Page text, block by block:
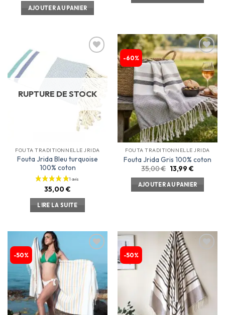
AJOUTER AU PANIER
à la
liste
d’envies
RUPTURE DE STOCK
FOUTA TRADITIONNELLE JRIDA
Fouta Jrida Bleu turquoise
100% coton
35,00 €
LIRE LA SUITE
-60%
Ajouter
à la
liste
d’envies
FOUTA TRADITIONNELLE JRIDA
Fouta Jrida Gris 100% coton
35,00€ 13,99 €
AJOUTER AU PANIER
-50%
à la
liste
d’envies
-50%
liste
d’envies